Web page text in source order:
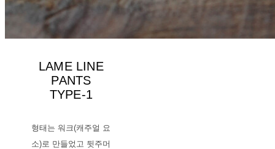
LAME LINE
PANTS
TYPE-1
형태는 워크(캐주얼 요
소)로 만들었고 뒷주머